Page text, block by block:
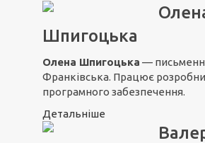
Шпигоцька
Олена Шпигоцька —
Франківська. Працює
програмного забезпечення.
Детальніше